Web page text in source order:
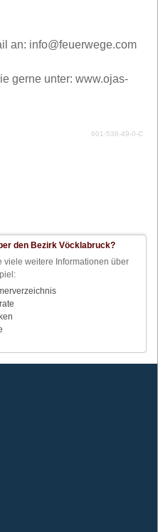
an: info@feuerwege.com
gerne unter: www.ojas-
601-536-49-0-C
den Bezirk Vöcklabruck?
viele weitere Informationen über